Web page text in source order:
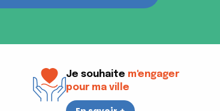
Je souhaite m'engager
pour ma ville